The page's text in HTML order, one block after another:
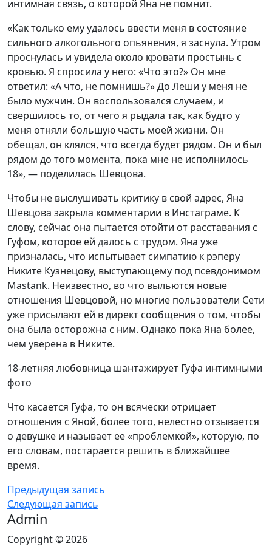
интимная связь, о которой Яна не помнит.
«Как только ему удалось ввести меня в состояние
сильного алкогольного опьянения, я заснула. Утром
проснулась и увидела около кровати простынь с
кровью. Я спросила у него: «Что это?» Он мне
ответил: «А что, не помнишь?» До Леши у меня не
было мужчин. Он воспользовался случаем, и
свершилось то, от чего я рыдала так, как будто у
меня отняли большую часть моей жизни. Он
обещал, он клялся, что всегда будет рядом. Он и был
рядом до того момента, пока мне не исполнилось
18», — поделилась Шевцова.
Чтобы не выслушивать критику в свой адрес, Яна
Шевцова закрыла комментарии в Инстаграме. К
слову, сейчас она пытается отойти от расставания с
Гуфом, которое ей далось с трудом. Яна уже
призналась, что испытывает симпатию к рэперу
Никите Кузнецову, выступающему под псевдонимом
Mastank. Неизвестно, во что выльются новые
отношения Шевцовой, но многие пользователи Сети
уже присылают ей в директ сообщения о том, чтобы
она была осторожна с ним. Однако пока Яна более,
чем уверена в Никите.
18-летняя любовница шантажирует Гуфа интимными
фото
Что касается Гуфа, то он всячески отрицает
отношения с Яной, более того, нелестно отзывается
о девушке и называет ее «проблемкой», которую, по
его словам, постарается решить в ближайшее
время.
Предыдущая запись
Следующая запись
Admin
Copyright © 2026